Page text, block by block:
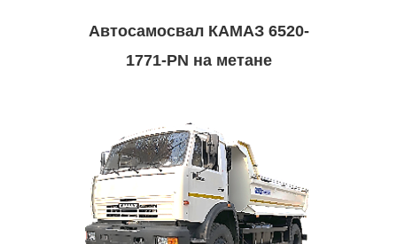
Автосамосвал КАМАЗ 6520-
1771-PN на метане